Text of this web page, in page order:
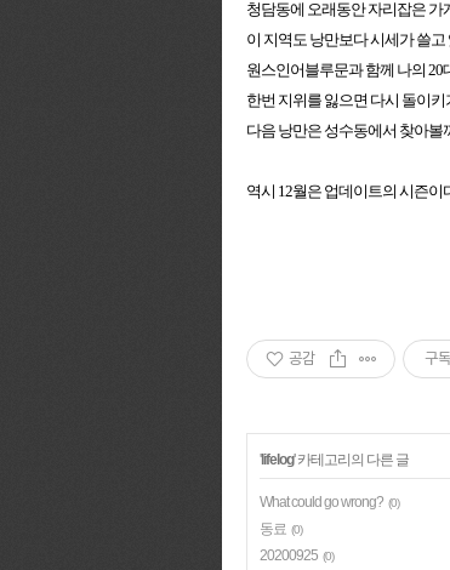
청담동에 오래동안 자리잡은
이 지역도 낭만보다 시세가 쓸고
원스인어블루문과 함께 나의 20
한번 지위를 잃으면 다시 돌이키
다음 낭만은 성수동에서 찾아볼
역시 12월은 업데이트의 시즌이
공감 구
'lifelog' 카테고리의 다른 글
What could go wrong? (0)
동료 (0)
20200925 (0)